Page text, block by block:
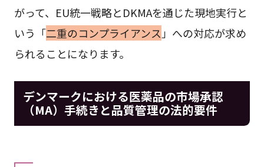
がって、EU統一戦略とDKMAを通じた現地実行と
いう「二重のコンプライアンス 」への対応が求め
られることになります。
デンマークにおける医薬品の市場承認
（MA）手続きと品質管理の法的要件